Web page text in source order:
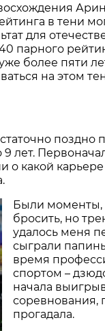
в тени
для
парного
более пяти
на этом
поздно
лет.
о какой
Были моменты,
бросить, но
удалось меня
сыграли
время
спортом –
начала
соревнования,
прогадала.